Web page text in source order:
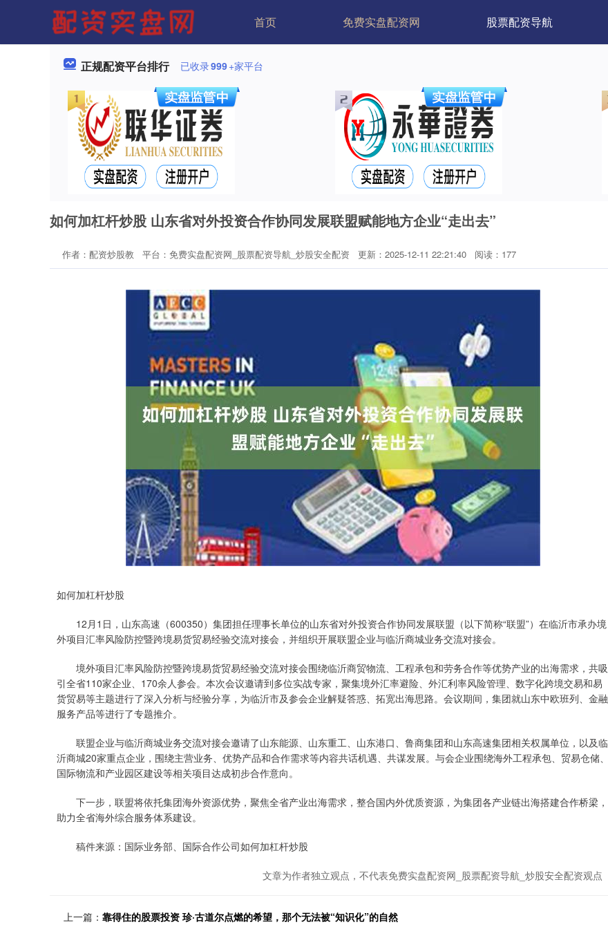
首页 免费实盘配资网 股票配资导航
正规配资平台排行 已收录999+家平台
如何加杠杆炒股 山东省对外投资合作协同发展联盟赋能地方企业“走出去”
作者：配资炒股教 平台：免费实盘配资网_股票配资导航_炒股安全配资 更新：2025-12-11 22:21:40 阅读：177
如何加杠杆炒股
12月1日，山东高速（600350）集团担任理事长单位的山东省对外投资合作协同发展联盟（以下简称“联盟”）在临沂市承办境
外项目汇率风险防控暨跨境易货贸易经验交流对接会，并组织开展联盟企业与临沂商城业务交流对接会。
境外项目汇率风险防控暨跨境易货贸易经验交流对接会围绕临沂商贸物流、工程承包和劳务合作等优势产业的出海需求，共吸
引全省110家企业、170余人参会。本次会议邀请到多位实战专家，聚集境外汇率避险、外汇利率风险管理、数字化跨境交易和易
货贸易等主题进行了深入分析与经验分享，为临沂市及参会企业解疑答惑、拓宽出海思路。会议期间，集团就山东中欧班列、金融
服务产品等进行了专题推介。
联盟企业与临沂商城业务交流对接会邀请了山东能源、山东重工、山东港口、鲁商集团和山东高速集团相关权属单位，以及临
沂商城20家重点企业，围绕主营业务、优势产品和合作需求等内容共话机遇、共谋发展。与会企业围绕海外工程承包、贸易仓储、
国际物流和产业园区建设等相关项目达成初步合作意向。
下一步，联盟将依托集团海外资源优势，聚焦全省产业出海需求，整合国内外优质资源，为集团各产业链出海搭建合作桥梁，
助力全省海外综合服务体系建设。
稿件来源：国际业务部、国际合作公司如何加杠杆炒股
文章为作者独立观点，不代表免费实盘配资网_股票配资导航_炒股安全配资观点
上一篇： 靠得住的股票投资 珍·古道尔点燃的希望，那个无法被“知识化”的自然